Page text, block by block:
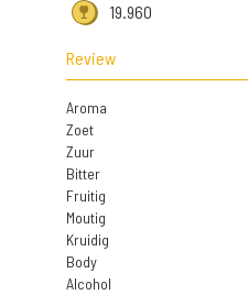
19.960
Review
Aroma
Zoet
Zuur
Bitter
Fruitig
Moutig
Kruidig
Body
Alcohol